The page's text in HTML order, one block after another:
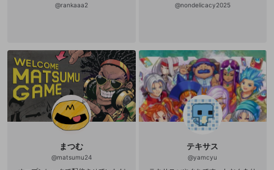
@rankaaa2 @nondelicacy2025
まつむ
@matsumu24
テキサス
@yamcyu